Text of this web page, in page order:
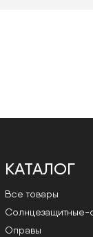
КАТАЛОГ
Все товары
Cолнцезащитные-
Оправы